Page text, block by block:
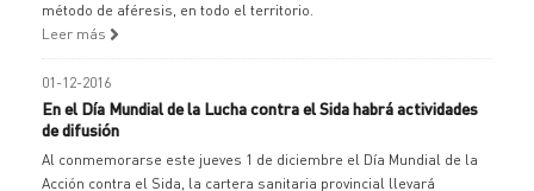
método de aféresis, en todo el territorio.
Leer más
01-12-2016
En el Día Mundial de la Lucha contra el Sida habrá actividades
de difusión
Al conmemorarse este jueves 1 de diciembre el Día Mundial de la
Acción contra el Sida, la cartera sanitaria provincial llevará